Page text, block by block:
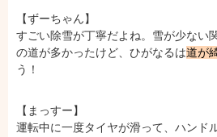
【ずーちゃん】
すごい除雪が丁寧だよね。雪が少ない
の道が多かったけど、ひがなるは道が
う！
【まっすー】
運転中に一度タイヤが滑って、ハンド